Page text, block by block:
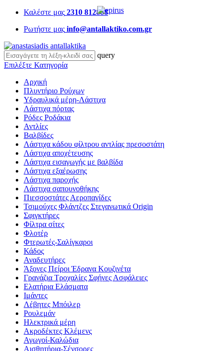
Καλέστε μας 2310 812888
Ρωτήστε μας info@antallaktiko.com.gr
query
Επιλέξτε Κατηγορία
Αρχική
Πλυντήριο Ρούχων
Υδραυλικά μέρη-Λάστιχα
Λάστιχα πόρτας
Ρόδες Ροδάκια
Αντλίες
Βαλβίδες
Λάστιχα κάδου φίλτρου αντλίας πρεσοστάτη
Λάστιχα αποχέτευσης
Λάστιχα εισαγωγής με βαλβίδα
Λάστιχα εξαέρωσης
Λάστιχα παροχής
Λάστιχα σαπουνοθήκης
Πιεσσοστάτες Αεροπαγίδες
Τσιμούχες Φλάντζες Στεγανωτικά Origin
Σφιγκτήρες
Φίλτρα σίτες
Φλοτέρ
Φτερωτές-Σαλίγκαροι
Κάδος
Αναδευτήρες
Άξονες Πείροι Έδρανα Κουζινέτα
Γρανάζια Τροχαλίες Σφήνες Ασφάλειες
Ελατήρια Ελάσματα
Ιμάντες
Λέβητες Μπόιλερ
Ρουλεμάν
Ηλεκτρικά μέρη
Ακροδέκτες Κλέμενς
Αγωγοί-Καλώδια
Αισθητήρια-Σένσορες